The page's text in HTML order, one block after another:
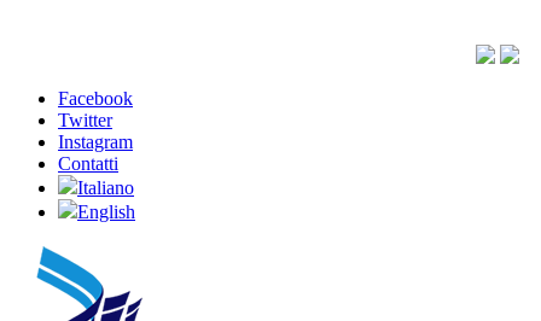
Facebook
Twitter
Instagram
Contatti
Italiano
English